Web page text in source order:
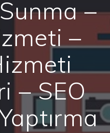
–
–
– SEO